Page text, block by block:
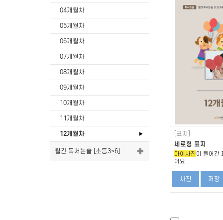
04개월차
05개월차
06개월차
07개월차
08개월차
09개월차
10개월차
11개월차
12개월차
월간 독서논술 [초등3~6]
[표지]
세로형 표지
아이사진 이 들어간
어요
사진 저장